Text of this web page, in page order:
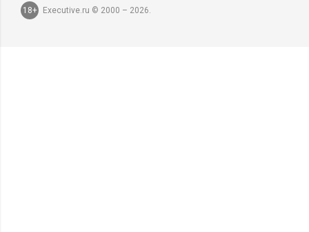
18+
Executive.ru © 2000 – 2026.